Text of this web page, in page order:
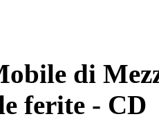
di
ferite - CD